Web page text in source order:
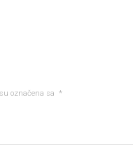
označena sa *